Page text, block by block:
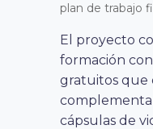
plan de trabajo
El proyecto
formación
gratuitos que
cápsulas de